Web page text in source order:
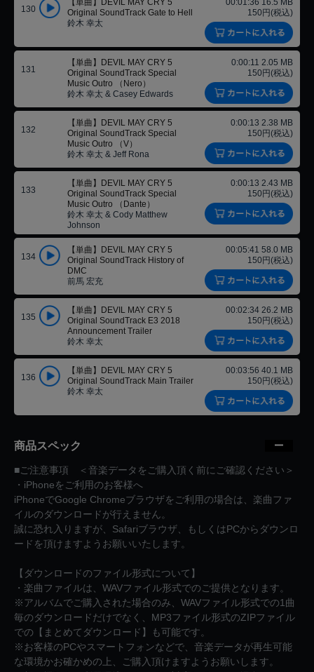
130
【単曲】DEVIL MAY CRY 5
Original SoundTrack Gate to Hell
鈴木 幸太
00:01:36 16.5 MB
150円(税込)
131
【単曲】DEVIL MAY CRY 5
Original SoundTrack Special
Music Outro （Nero）
鈴木 幸太 & Casey Edwards
0:00:11 2.05 MB
150円(税込)
132
【単曲】DEVIL MAY CRY 5
Original SoundTrack Special
Music Outro （V）
鈴木 幸太 & Jeff Rona
0:00:13 2.38 MB
150円(税込)
133
【単曲】DEVIL MAY CRY 5
Original SoundTrack Special
Music Outro （Dante）
鈴木 幸太 & Cody Matthew
Johnson
0:00:13 2.43 MB
150円(税込)
134
【単曲】DEVIL MAY CRY 5
Original SoundTrack History of
DMC
前馬 宏充
00:05:41 58.0 MB
150円(税込)
135
【単曲】DEVIL MAY CRY 5
Original SoundTrack E3 2018
Announcement Trailer
鈴木 幸太
00:02:34 26.2 MB
150円(税込)
136
【単曲】DEVIL MAY CRY 5
Original SoundTrack Main Trailer
鈴木 幸太
00:03:56 40.1 MB
150円(税込)
商品スペック
■ご注意事項 ＜音楽データをご購入頂く前にご確認ください＞
・iPhoneをご利用のお客様へ
iPhoneでGoogle Chromeブラウザをご利用の場合は、楽曲ファ
イルのダウンロードが行えません。
誠に恐れ入りますが、Safariブラウザ、もしくはPCからダウンロ
ードを頂けますようお願いいたします。
【ダウンロードのファイル形式について】
・楽曲ファイルは、WAVファイル形式でのご提供となります。
※アルバムでご購入された場合のみ、WAVファイル形式での1曲
毎のダウンロードだけでなく、MP3ファイル形式のZIPファイル
での【まとめてダウンロード】も可能です。
※お客様のPCやスマートフォンなどで、音楽データが再生可能
な環境かお確かめの上、ご購入頂けますようお願いします。